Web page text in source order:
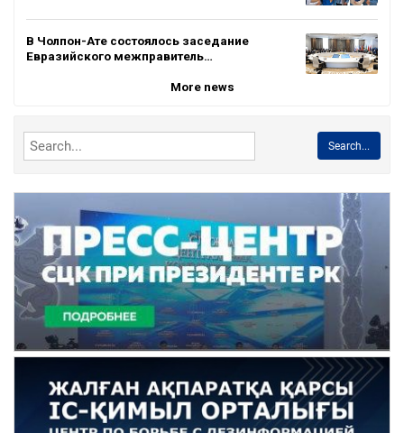
В Чолпон-Ате состоялось заседание
Евразийского межправитель…
More news
Search...